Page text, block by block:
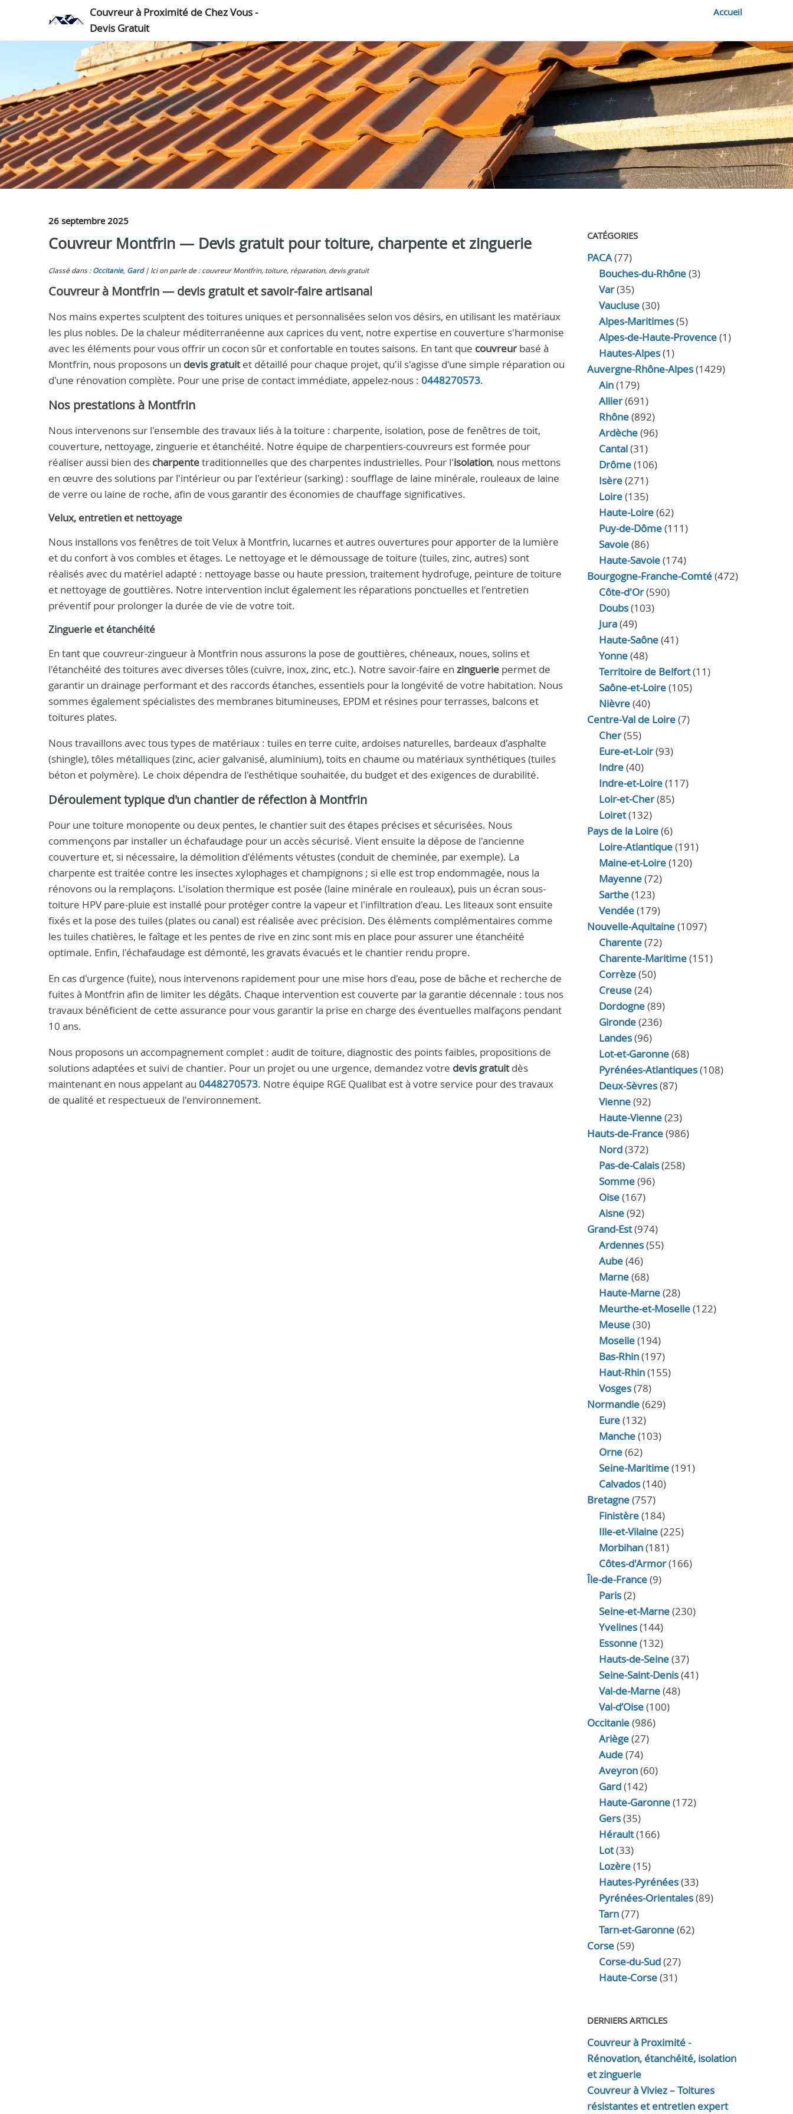
Couvreur à Proximité de Chez Vous -
Devis Gratuit
Accueil
26 septembre 2025
Couvreur Montfrin — Devis gratuit pour toiture, charpente et zinguerie
Classé dans : Occitanie, Gard Ici on parle de : couvreur Montfrin, toiture, réparation, devis gratuit
Couvreur à Montfrin — devis gratuit et savoir-faire artisanal
Nos mains expertes sculptent des toitures uniques et personnalisées selon vos désirs, en utilisant les matériaux
les plus nobles. De la chaleur méditerranéenne aux caprices du vent, notre expertise en couverture s'harmonise
avec les éléments pour vous offrir un cocon sûr et confortable en toutes saisons. En tant que couvreurbasé à
Montfrin, nous proposons un devis gratuitet détaillé pour chaque projet, qu'il s'agisse d'une simple réparation ou
d'une rénovation complète. Pour une prise de contact immédiate, appelez-nous : 0448270573.
Nos prestations à Montfrin
Nous intervenons sur l'ensemble des travaux liés à la toiture : charpente, isolation, pose de fenêtres de toit,
couverture, nettoyage, zinguerie et étanchéité. Notre équipe de charpentiers-couvreurs est formée pour
réaliser aussi bien des charpentetraditionnelles que des charpentes industrielles. Pour l'isolation, nous mettons
en œuvre des solutions par l'intérieur ou par l'extérieur (sarking) : soufflage de laine minérale, rouleaux de laine
de verre ou laine de roche, afin de vous garantir des économies de chauffage significatives.
Velux, entretien et nettoyage
Nous installons vos fenêtres de toit Velux à Montfrin, lucarnes et autres ouvertures pour apporter de la lumière
et du confort à vos combles et étages. Le nettoyage et le démoussage de toiture (tuiles, zinc, autres) sont
réalisés avec du matériel adapté : nettoyage basse ou haute pression, traitement hydrofuge, peinture de toiture
et nettoyage de gouttières. Notre intervention inclut également les réparations ponctuelles et l'entretien
préventif pour prolonger la durée de vie de votre toit.
Zinguerie et étanchéité
En tant que couvreur-zingueur à Montfrin nous assurons la pose de gouttières, chéneaux, noues, solins et
l'étanchéité des toitures avec diverses tôles (cuivre, inox, zinc, etc.). Notre savoir-faire en zinguerie permet de
garantir un drainage performant et des raccords étanches, essentiels pour la longévité de votre habitation. Nous
sommes également spécialistes des membranes bitumineuses, EPDM et résines pour terrasses, balcons et
toitures plates.
Nous travaillons avec tous types de matériaux : tuiles en terre cuite, ardoises naturelles, bardeaux d'asphalte
(shingle), tôles métalliques (zinc, acier galvanisé, aluminium), toits en chaume ou matériaux synthétiques (tuiles
béton et polymère). Le choix dépendra de l'esthétique souhaitée, du budget et des exigences de durabilité.
Déroulement typique d'un chantier de réfection à Montfrin
Pour une toiture monopente ou deux pentes, le chantier suit des étapes précises et sécurisées. Nous
commençons par installer un échafaudage pour un accès sécurisé. Vient ensuite la dépose de l'ancienne
couverture et, si nécessaire, la démolition d'éléments vétustes (conduit de cheminée, par exemple). La
charpente est traitée contre les insectes xylophages et champignons ; si elle est trop endommagée, nous la
rénovons ou la remplaçons. L'isolation thermique est posée (laine minérale en rouleaux), puis un écran sous-
toiture HPV pare-pluie est installé pour protéger contre la vapeur et l'infiltration d'eau. Les liteaux sont ensuite
fixés et la pose des tuiles (plates ou canal) est réalisée avec précision. Des éléments complémentaires comme
les tuiles chatières, le faîtage et les pentes de rive en zinc sont mis en place pour assurer une étanchéité
optimale. Enfin, l'échafaudage est démonté, les gravats évacués et le chantier rendu propre.
En cas d'urgence (fuite), nous intervenons rapidement pour une mise hors d'eau, pose de bâche et recherche de
fuites à Montfrin afin de limiter les dégâts. Chaque intervention est couverte par la garantie décennale : tous nos
travaux bénéficient de cette assurance pour vous garantir la prise en charge des éventuelles malfaçons pendant
10 ans.
Nous proposons un accompagnement complet : audit de toiture, diagnostic des points faibles, propositions de
solutions adaptées et suivi de chantier. Pour un projet ou une urgence, demandez votre devis gratuitdès
maintenant en nous appelant au 0448270573. Notre équipe RGE Qualibat est à votre service pour des travaux
de qualité et respectueux de l'environnement.
CATÉGORIES
PACA(77)
Bouches-du-Rhône(3)
Var(35)
Vaucluse(30)
Alpes-Maritimes(5)
Alpes-de-Haute-Provence(1)
Hautes-Alpes(1)
Auvergne-Rhône-Alpes(1429)
Ain(179)
Allier(691)
Rhône(892)
Ardèche(96)
Cantal(31)
Drôme(106)
Isère(271)
Loire(135)
Haute-Loire(62)
Puy-de-Dôme(111)
Savoie(86)
Haute-Savoie(174)
Bourgogne-Franche-Comté(472)
Côte-d'Or(590)
Doubs(103)
Jura(49)
Haute‑Saône(41)
Yonne(48)
Territoire de Belfort(11)
Saône-et-Loire(105)
Nièvre(40)
Centre-Val de Loire(7)
Cher(55)
Eure‑et‑Loir(93)
Indre(40)
Indre‑et‑Loire(117)
Loir‑et‑Cher(85)
Loiret(132)
Pays de la Loire(6)
Loire-Atlantique(191)
Maine-et-Loire(120)
Mayenne(72)
Sarthe(123)
Vendée(179)
Nouvelle-Aquitaine(1097)
Charente(72)
Charente-Maritime(151)
Corrèze(50)
Creuse(24)
Dordogne(89)
Gironde(236)
Landes(96)
Lot-et-Garonne(68)
Pyrénées-Atlantiques(108)
Deux-Sèvres(87)
Vienne(92)
Haute-Vienne(23)
Hauts-de-France(986)
Nord(372)
Pas-de-Calais(258)
Somme(96)
Oise(167)
Aisne(92)
Grand-Est(974)
Ardennes(55)
Aube(46)
Marne(68)
Haute-Marne(28)
Meurthe-et-Moselle(122)
Meuse(30)
Moselle(194)
Bas-Rhin(197)
Haut-Rhin(155)
Vosges(78)
Normandie(629)
Eure(132)
Manche(103)
Orne(62)
Seine-Maritime(191)
Calvados(140)
Bretagne(757)
Finistère(184)
Ille-et-Vilaine(225)
Morbihan(181)
Côtes-d'Armor(166)
Île-de-France(9)
Paris(2)
Seine-et-Marne(230)
Yvelines(144)
Essonne(132)
Hauts-de-Seine(37)
Seine-Saint-Denis(41)
Val-de-Marne(48)
Val-d’Oise(100)
Occitanie(986)
Ariège(27)
Aude(74)
Aveyron(60)
Gard(142)
Haute-Garonne(172)
Gers(35)
Hérault(166)
Lot(33)
Lozère(15)
Hautes-Pyrénées(33)
Pyrénées-Orientales(89)
Tarn(77)
Tarn-et-Garonne(62)
Corse(59)
Corse-du-Sud(27)
Haute-Corse(31)
DERNIERS ARTICLES
Couvreur à Proximité -
Rénovation, étanchéité, isolation
et zinguerie
Couvreur à Viviez – Toitures
résistantes et entretien expert